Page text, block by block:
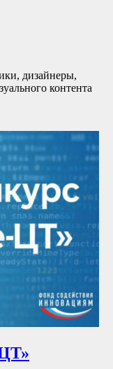
дизайнеры,
контента